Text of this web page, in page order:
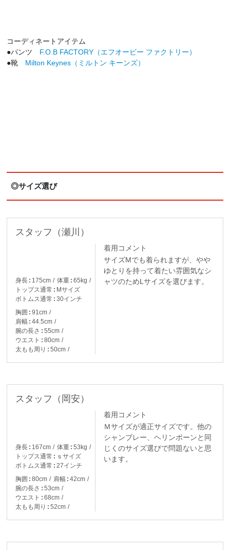
コーディネートアイテム
●パンツ F.O.B FACTORY（エフオービー ファクトリー）
●靴 Milton Keynes（ミルトン キーンズ）
◎サイズ選び
スタッフ（瀬川）
身長 175cm 体重
65kg
トップス通常
Mサイズ
ボトムス通常
30インチ
胸囲
91cm
肩幅
44.5cm
腕の長さ
55cm
ウエスト
80cm
太もも周り
50cm
着用コメント
サイズMでも着られますが、やや
ゆとりを持って着たい雰囲気なシ
ャツのためLサイズを選びます。
スタッフ（岡安）
身長 167cm 体重
53kg
トップス通常
ｓサイズ
ボトムス通常
27インチ
胸囲
80cm 肩幅
42cm
腕の長さ
53cm
ウエスト
68cm
太もも周り
52cm
着用コメント
Ｍサイズが適正サイズです。他の
シャンブレー、ヘリンボーンと同
じくのサイズ選びで問題ないと思
います。